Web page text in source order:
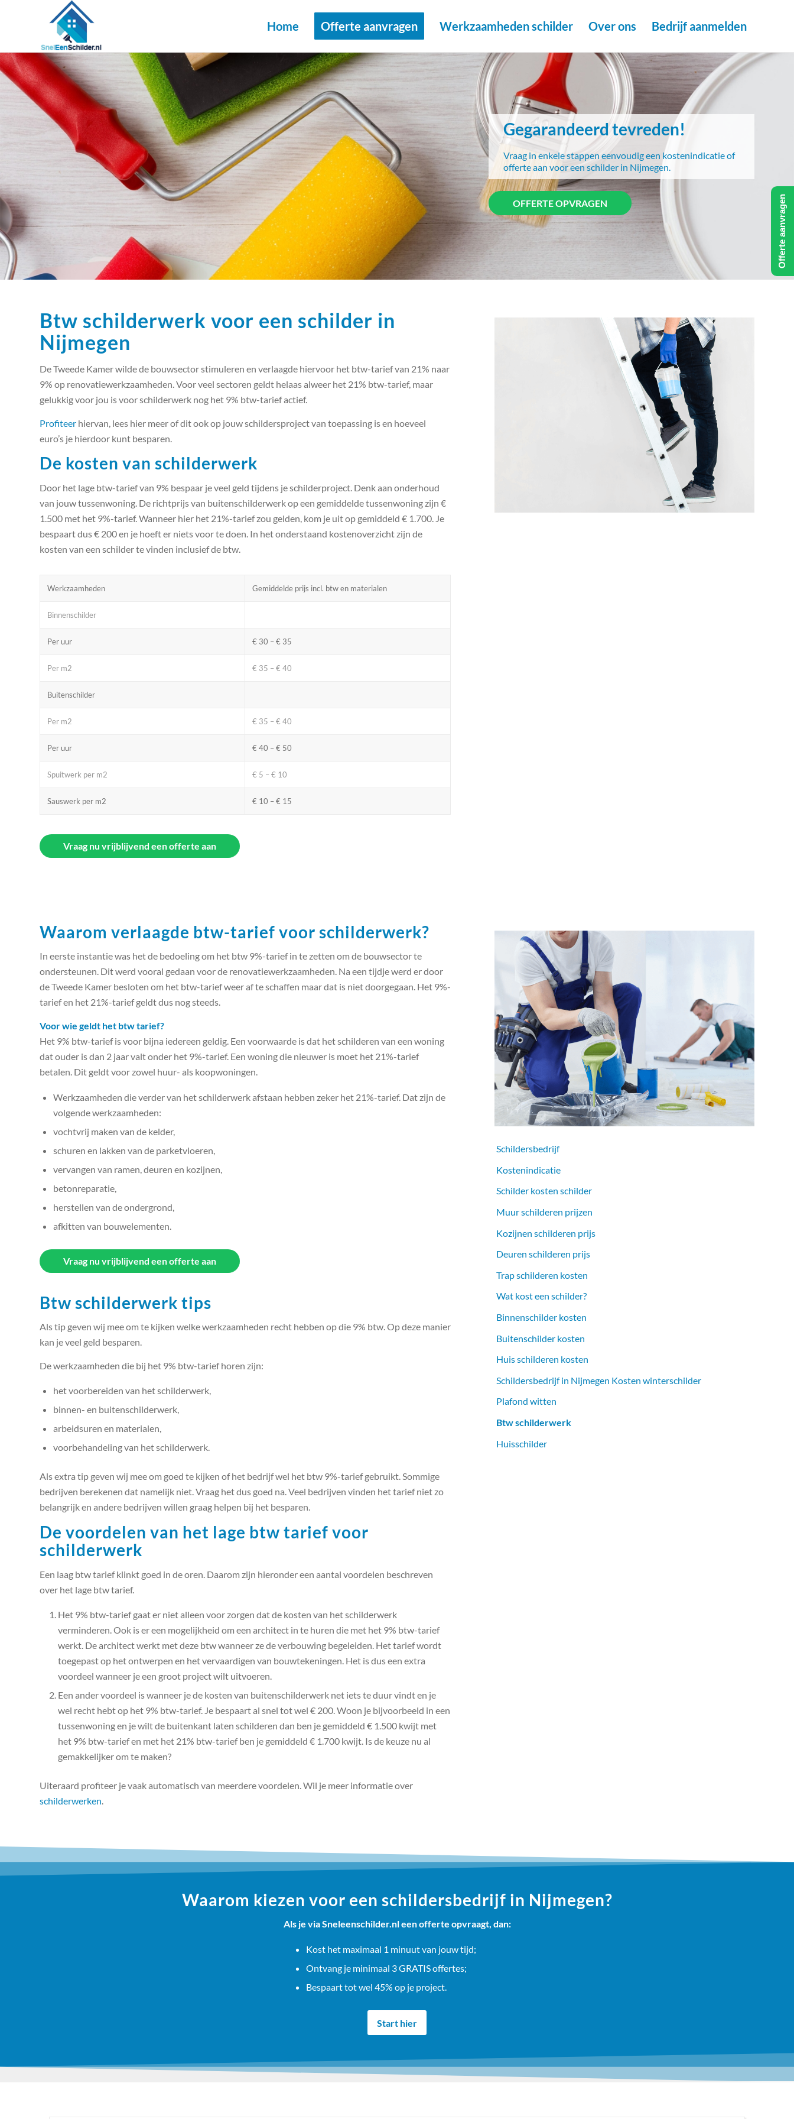
Home Offerte aanvragen Werkzaamheden schilder Over ons Bedrijf aanmelden
Gegarandeerd tevreden!
Vraag in enkele stappen eenvoudig een kostenindicatie of
offerte aan voor een schilder in Nijmegen.
OFFERTE OPVRAGEN
Btw schilderwerk voor een schilder in
Nijmegen
De Tweede Kamer wilde de bouwsector stimuleren en verlaagde hiervoor het btw-tarief van 21% naar
9% op renovatiewerkzaamheden. Voor veel sectoren geldt helaas alweer het 21% btw-tarief, maar
gelukkig voor jou is voor schilderwerk nog het 9% btw-tarief actief.
Profiteer hiervan, lees hier meer of dit ook op jouw schildersproject van toepassing is en hoeveel
euro’s je hierdoor kunt besparen.
De kosten van schilderwerk
Door het lage btw-tarief van 9% bespaar je veel geld tijdens je schilderproject. Denk aan onderhoud
van jouw tussenwoning. De richtprijs van buitenschilderwerk op een gemiddelde tussenwoning zijn €
1.500 met het 9%-tarief. Wanneer hier het 21%-tarief zou gelden, kom je uit op gemiddeld € 1.700. Je
bespaart dus € 200 en je hoeft er niets voor te doen. In het onderstaand kostenoverzicht zijn de
kosten van een schilder te vinden inclusief de btw.
Werkzaamheden Gemiddelde prijs incl. btw en materialen
Binnenschilder
Per uur € 30 – € 35
Per m2 € 35 – € 40
Buitenschilder
Per m2 € 35 – € 40
Per uur € 40 – € 50
Spuitwerk per m2 € 5 – € 10
Sauswerk per m2 € 10 – € 15
Vraag nu vrijblijvend een offerte aan
Waarom verlaagde btw-tarief voor schilderwerk?
In eerste instantie was het de bedoeling om het btw 9%-tarief in te zetten om de bouwsector te
ondersteunen. Dit werd vooral gedaan voor de renovatiewerkzaamheden. Na een tijdje werd er door
de Tweede Kamer besloten om het btw-tarief weer af te schaffen maar dat is niet doorgegaan. Het 9%-
tarief en het 21%-tarief geldt dus nog steeds.
Voor wie geldt het btw tarief?
Het 9% btw-tarief is voor bijna iedereen geldig. Een voorwaarde is dat het schilderen van een woning
dat ouder is dan 2 jaar valt onder het 9%-tarief. Een woning die nieuwer is moet het 21%-tarief
betalen. Dit geldt voor zowel huur- als koopwoningen.
Werkzaamheden die verder van het schilderwerk afstaan hebben zeker het 21%-tarief. Dat zijn de
volgende werkzaamheden:
vochtvrij maken van de kelder,
schuren en lakken van de parketvloeren,
vervangen van ramen, deuren en kozijnen,
betonreparatie,
herstellen van de ondergrond,
afkitten van bouwelementen.
Vraag nu vrijblijvend een offerte aan
Btw schilderwerk tips
Als tip geven wij mee om te kijken welke werkzaamheden recht hebben op die 9% btw. Op deze manier
kan je veel geld besparen.
De werkzaamheden die bij het 9% btw-tarief horen zijn:
het voorbereiden van het schilderwerk,
binnen- en buitenschilderwerk,
arbeidsuren en materialen,
voorbehandeling van het schilderwerk.
Als extra tip geven wij mee om goed te kijken of het bedrijf wel het btw 9%-tarief gebruikt. Sommige
bedrijven berekenen dat namelijk niet. Vraag het dus goed na. Veel bedrijven vinden het tarief niet zo
belangrijk en andere bedrijven willen graag helpen bij het besparen.
De voordelen van het lage btw tarief voor
schilderwerk
Een laag btw tarief klinkt goed in de oren. Daarom zijn hieronder een aantal voordelen beschreven
over het lage btw tarief.
Het 9% btw-tarief gaat er niet alleen voor zorgen dat de kosten van het schilderwerk
verminderen. Ook is er een mogelijkheid om een architect in te huren die met het 9% btw-tarief
werkt. De architect werkt met deze btw wanneer ze de verbouwing begeleiden. Het tarief wordt
toegepast op het ontwerpen en het vervaardigen van bouwtekeningen. Het is dus een extra
voordeel wanneer je een groot project wilt uitvoeren.
Een ander voordeel is wanneer je de kosten van buitenschilderwerk net iets te duur vindt en je
wel recht hebt op het 9% btw-tarief. Je bespaart al snel tot wel € 200. Woon je bijvoorbeeld in een
tussenwoning en je wilt de buitenkant laten schilderen dan ben je gemiddeld € 1.500 kwijt met
het 9% btw-tarief en met het 21% btw-tarief ben je gemiddeld € 1.700 kwijt. Is de keuze nu al
gemakkelijker om te maken?
Uiteraard profiteer je vaak automatisch van meerdere voordelen. Wil je meer informatie over
schilderwerken.
Schildersbedrijf
Kostenindicatie
Schilder kosten schilder
Muur schilderen prijzen
Kozijnen schilderen prijs
Deuren schilderen prijs
Trap schilderen kosten
Wat kost een schilder?
Binnenschilder kosten
Buitenschilder kosten
Huis schilderen kosten
Schildersbedrijf in Nijmegen Kosten winterschilder
Plafond witten
Btw schilderwerk
Huisschilder
Waarom kiezen voor een schildersbedrijf in Nijmegen?
Als je via Sneleenschilder.nl een offerte opvraagt, dan:
Kost het maximaal 1 minuut van jouw tijd;
Ontvang je minimaal 3 GRATIS offertes;
Bespaart tot wel 45% op je project.
Start hier
Offerte aanvragen